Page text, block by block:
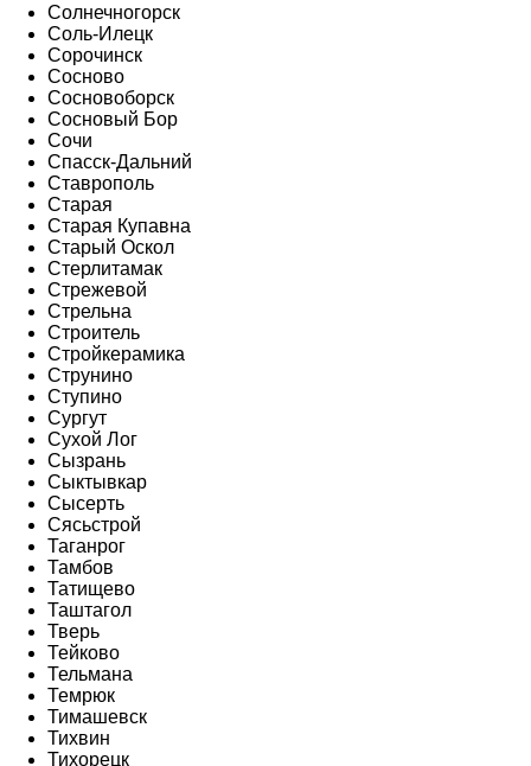
Солнечногорск
Соль-Илецк
Сорочинск
Сосново
Сосновоборск
Сосновый Бор
Сочи
Спасск-Дальний
Ставрополь
Старая
Старая Купавна
Старый Оскол
Стерлитамак
Стрежевой
Стрельна
Строитель
Стройкерамика
Струнино
Ступино
Сургут
Сухой Лог
Сызрань
Сыктывкар
Сысерть
Сясьстрой
Таганрог
Тамбов
Татищево
Таштагол
Тверь
Тейково
Тельмана
Темрюк
Тимашевск
Тихвин
Тихорецк